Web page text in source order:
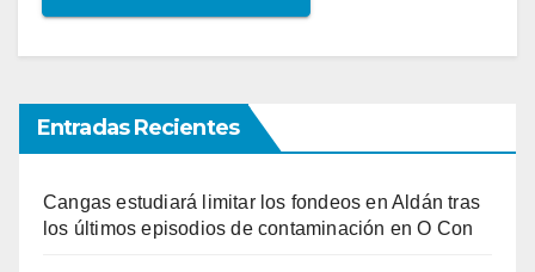
Entradas Recientes
Cangas estudiará limitar los fondeos en Aldán tras
los últimos episodios de contaminación en O Con